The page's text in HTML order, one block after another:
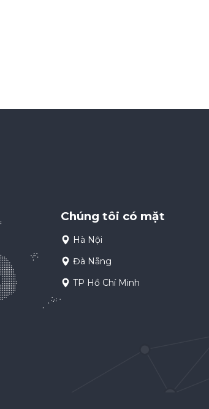
Chúng tôi có mặt
Hà Nội
Đà Nẵng
TP Hồ Chí Minh